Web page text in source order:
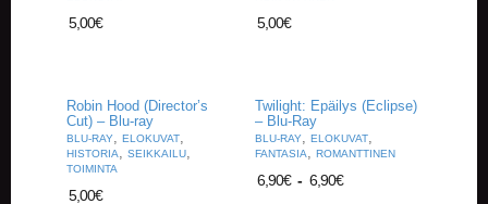
5,00€ 5,00€
Robin Hood (Director’s
Cut) – Blu-ray
BLU-RAY, ELOKUVAT,
HISTORIA, SEIKKAILU,
TOIMINTA
5,00€
Twilight: Epäilys (Eclipse)
– Blu-Ray
BLU-RAY, ELOKUVAT,
FANTASIA, ROMANTTINEN
6,90€ - 6,90€